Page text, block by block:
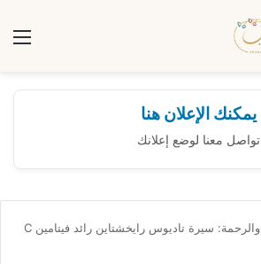
يمكنك الإعلان هنا
تواصل معنا لوضع إعلانك
بين المعادلة والرحمة: سيرة تاديوس رايخشتاين رائد فيتامين C